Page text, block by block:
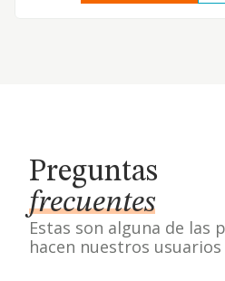
Preguntas
frecuentes
Estas son alguna de las
hacen nuestros usuarios